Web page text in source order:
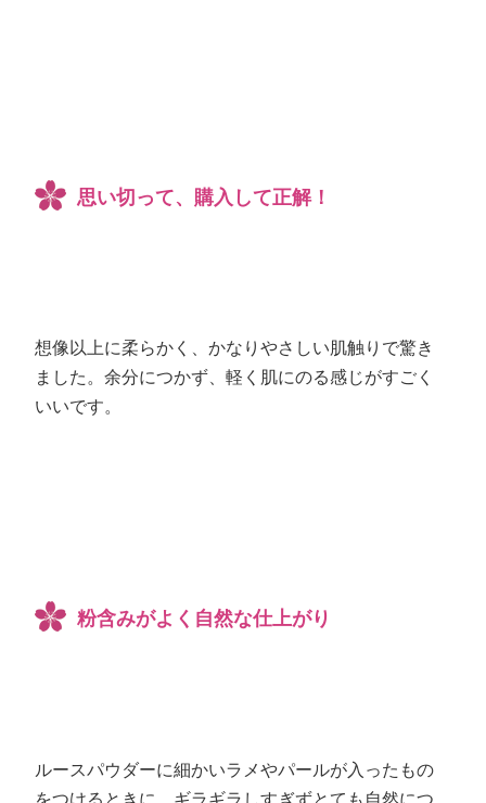
思い切って、購入して正解！
想像以上に柔らかく、かなりやさしい肌触りで驚き
ました。余分につかず、軽く肌にのる感じがすごく
いいです。
粉含みがよく自然な仕上がり
ルースパウダーに細かいラメやパールが入ったもの
をつけるときに、ギラギラしすぎずとても自然につ